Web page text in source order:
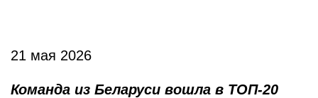
21 мая 2026
Команда из Беларуси вошла в ТОП-20